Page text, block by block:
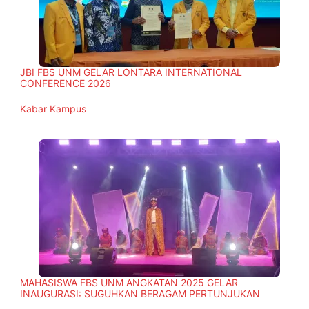
JBI FBS UNM GELAR LONTARA INTERNATIONAL
CONFERENCE 2026
In relation to
Kabar Kampus
MAHASISWA FBS UNM ANGKATAN 2025 GELAR
INAUGURASI: SUGUHKAN BERAGAM PERTUNJUKAN